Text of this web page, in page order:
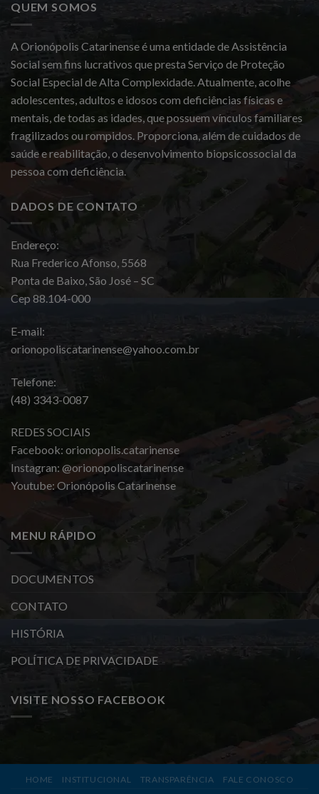
QUEM SOMOS
A Orionópolis Catarinense é uma entidade de Assistência
Social sem fins lucrativos que presta Serviço de Proteção
Social Especial de Alta Complexidade. Atualmente, acolhe
adolescentes, adultos e idosos com deficiências físicas e
mentais, de todas as idades, que possuem vínculos familiares
fragilizados ou rompidos. Proporciona, além de cuidados de
saúde e reabilitação, o desenvolvimento biopsicossocial da
pessoa com deficiência.
DADOS DE CONTATO
Endereço:
Rua Frederico Afonso, 5568
Ponta de Baixo, São José – SC
Cep 88.104-000
E-mail:
orionopoliscatarinense@yahoo.com.br
Telefone:
(48) 3343-0087
REDES SOCIAIS
Facebook: orionopolis.catarinense
Instagran: @orionopoliscatarinense
Youtube: Orionópolis Catarinense
MENU RÁPIDO
DOCUMENTOS
CONTATO
HISTÓRIA
POLÍTICA DE PRIVACIDADE
VISITE NOSSO FACEBOOK
HOME INSTITUCIONAL TRANSPARÊNCIA FALE CONOSCO